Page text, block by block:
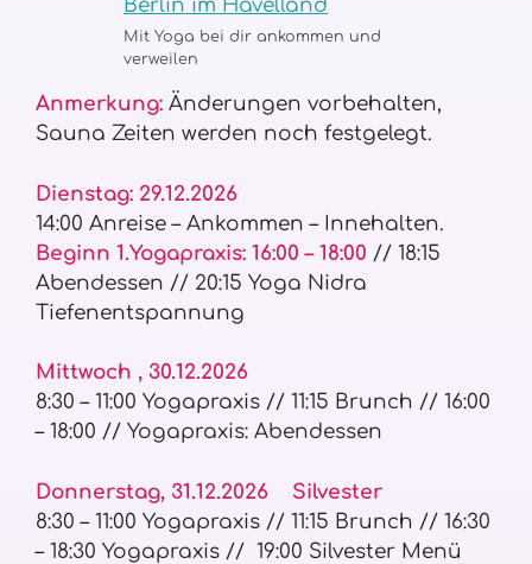
Mit Yoga bei dir ankommen und
verweilen
Anmerkung: Änderungen vorbehalten,
Sauna Zeiten werden noch festgelegt.
Dienstag: 29.12.2026
14:00 Anreise – Ankommen – Innehalten.
Beginn 1.Yogapraxis: 16:00 – 18:00 // 18:15
Abendessen // 20:15 Yoga Nidra
Tiefenentspannung
Mittwoch , 30.12.2026
8:30 – 11:00 Yogapraxis // 11:15 Brunch // 16:00
– 18:00 // Yogapraxis: Abendessen
Donnerstag, 31.12.2026 Silvester
8:30 – 11:00 Yogapraxis // 11:15 Brunch // 16:30
– 18:30 Yogapraxis // 19:00 Silvester Menü